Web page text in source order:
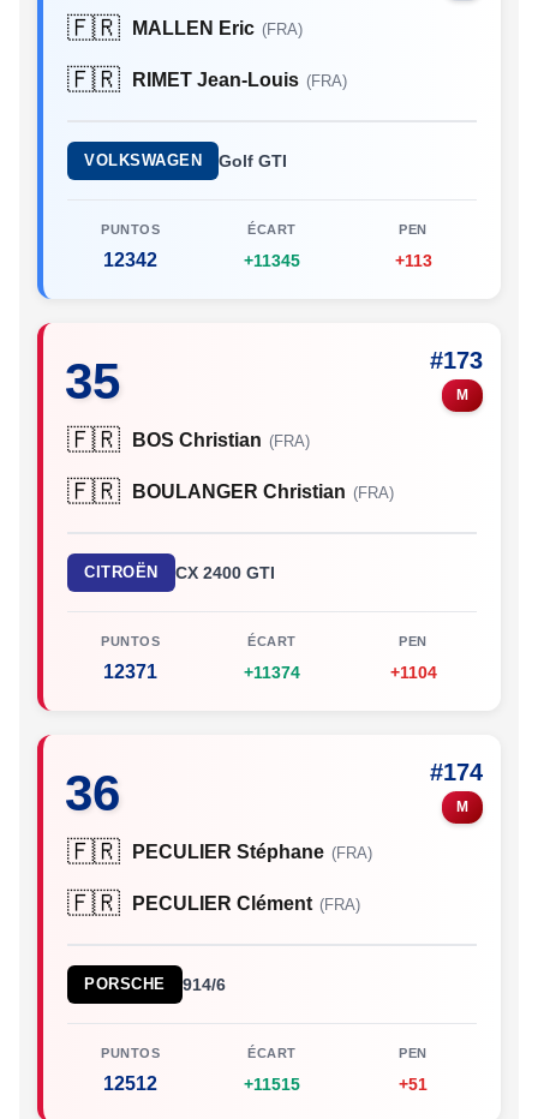
🇫🇷 MALLEN Eric (FRA)
🇫🇷 RIMET Jean-Louis (FRA)
VOLKSWAGEN Golf GTI
PUNTOS
12342
ÉCART
+11345
PEN
+113
35 #173
M
🇫🇷 BOS Christian (FRA)
🇫🇷 BOULANGER Christian (FRA)
CITROËN CX 2400 GTI
PUNTOS
12371
ÉCART
+11374
PEN
+1104
36 #174
M
🇫🇷 PECULIER Stéphane (FRA)
🇫🇷 PECULIER Clément (FRA)
PORSCHE 914/6
PUNTOS
12512
ÉCART
+11515
PEN
+51